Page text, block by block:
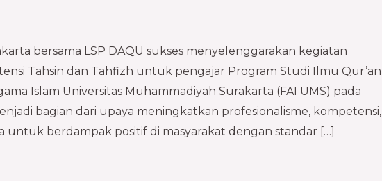
bersama LSP DAQU sukses menyelenggarakan kegiatan
Tahsin dan Tahfizh untuk pengajar Program Studi Ilmu Qur’an
Islam Universitas Muhammadiyah Surakarta (FAI UMS) pada
bagian dari upaya meningkatkan profesionalisme, kompetensi,
untuk berdampak positif di masyarakat dengan standar […]